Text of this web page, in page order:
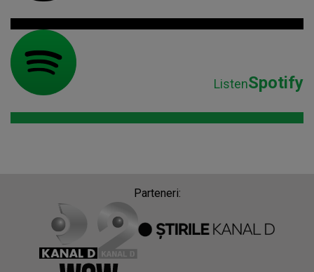
ListenSpotify
Parteneri: